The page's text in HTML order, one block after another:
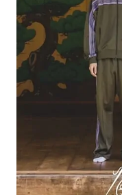
#SPORTS